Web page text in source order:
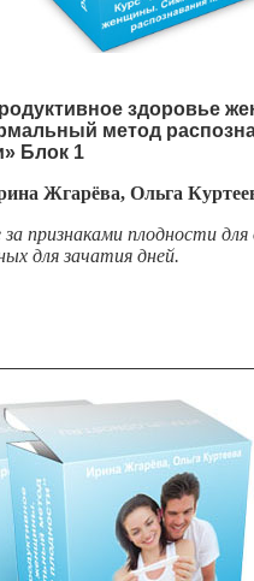
здоровье
метод
Блок 1
Жгарёва, Ольга
признаками плодности для
для зачатия дней.